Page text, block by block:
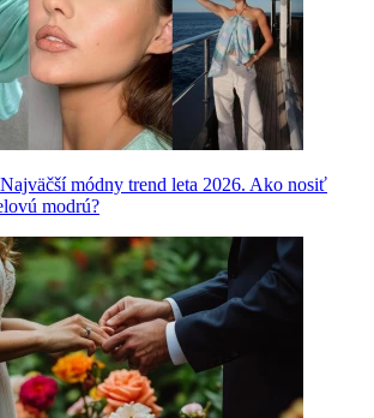
módny trend leta 2026. Ako nosiť
modrú?